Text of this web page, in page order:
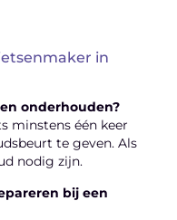
in
onderhouden?
minstens één keer
te geven. Als
nodig zijn.
bij een